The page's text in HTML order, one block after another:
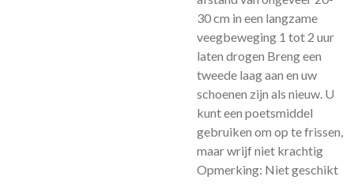
30 cm in een langzame
veegbeweging 1 tot 2 uur
laten drogen Breng een
tweede laag aan en uw
schoenen zijn als nieuw. U
kunt een poetsmiddel
gebruiken om op te frissen,
maar wrijf niet krachtig
Opmerking: Niet geschikt